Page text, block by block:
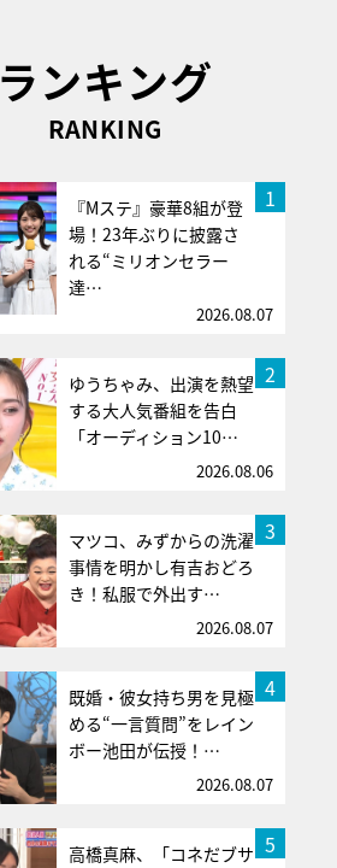
ランキング
RANKING
1
『Mステ』豪華8組が登
場！23年ぶりに披露さ
れる“ミリオンセラー
達…
2026.08.07
2
ゆうちゃみ、出演を熱望
する大人気番組を告白
「オーディション10…
2026.08.06
3
マツコ、みずからの洗濯
事情を明かし有吉おどろ
き！私服で外出す…
2026.08.07
4
既婚・彼女持ち男を見極
める“一言質問”をレイン
ボー池田が伝授！…
2026.08.07
5
高橋真麻、「コネだブサ